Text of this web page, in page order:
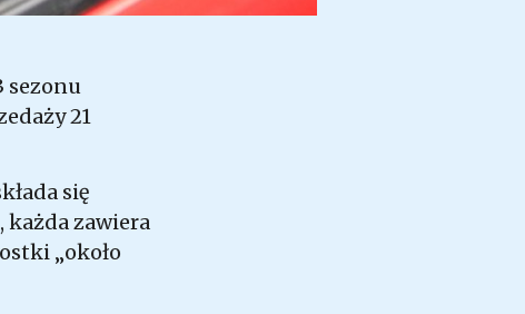
sezonu
21
się
każda zawiera
„około